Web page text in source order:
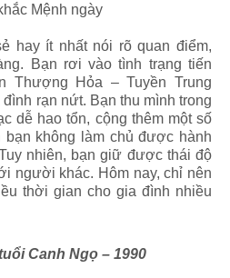
Mệnh ngày
hay ít nhất nói rõ quan điểm,
Bạn rơi vào tình trạng tiến
Thượng Hỏa – Tuyền Trung
rạn nứt. Bạn thu mình trong
dễ hao tổn, cộng thêm một số
không làm chủ được hành
nhiên, bạn giữ được thái độ
người khác. Hôm nay, chỉ nên
thời gian cho gia đình nhiều
Canh Ngọ – 1990